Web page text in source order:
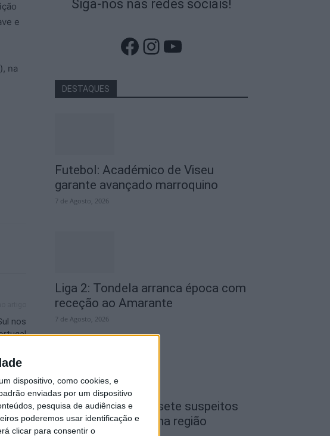
dispositivo, como cookies, e
enviadas por um dispositivo
pesquisa de audiências e
poderemos usar identificação e
clicar para consentir o
e
na
nos
Siga-nos nas redes sociais!
Facebook
Instagram
YouTube
DESTAQUES
Futebol: Académico de Viseu
garante avançado marroquino
7 de Agosto, 2026
Liga 2: Tondela arranca época com
receção ao Amarante
7 de Agosto, 2026
Viseu: GNR detém sete suspeitos
por furto de cobre na região